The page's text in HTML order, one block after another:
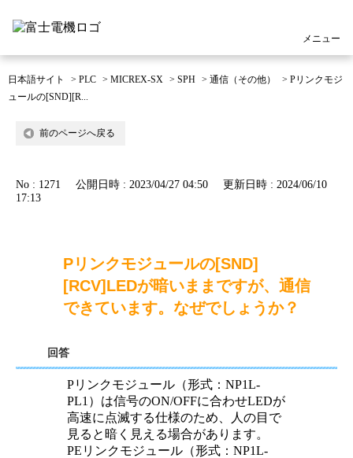
メニュー
日本語サイト > PLC > MICREX-SX > SPH > 通信（その他） > Pリンクモジ
ュールの[SND][R...
前のページへ戻る
No : 1271 公開日時 : 2023/04/27 04:50
更新日時 : 2024/06/10
17:13
Pリンクモジュールの[SND]
[RCV]LEDが暗いままですが、通信
できています。なぜでしょうか？
回答
Pリンクモジュール（形式：NP1L-
PL1）は信号のON/OFFに合わせLEDが
高速に点滅する仕様のため、人の目で
見ると暗く見える場合があります。
PEリンクモジュール（形式：NP1L-